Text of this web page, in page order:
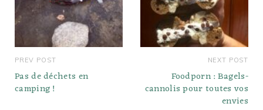
PREV POST
Pas de déchets en
camping !
NEXT POST
Foodporn : Bagels-
cannolis pour toutes vos
envies